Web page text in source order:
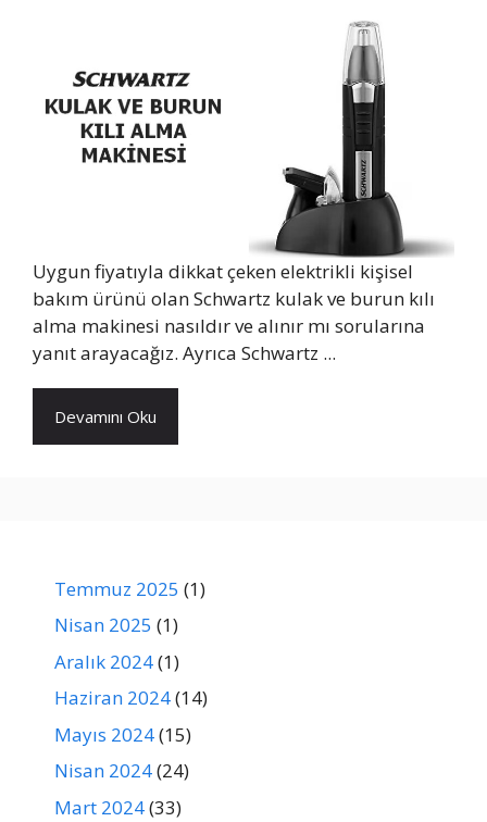
Uygun fiyatıyla dikkat çeken elektrikli kişisel
bakım ürünü olan Schwartz kulak ve burun kılı
alma makinesi nasıldır ve alınır mı sorularına
yanıt arayacağız. Ayrıca Schwartz ...
Devamını Oku
Temmuz 2025 (1)
Nisan 2025 (1)
Aralık 2024(1)
Haziran 2024(14)
Mayıs 2024(15)
Nisan 2024(24)
Mart 2024(33)